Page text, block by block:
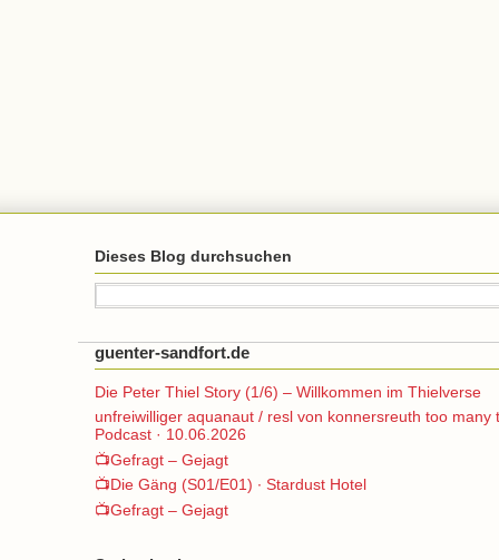
Dieses Blog durchsuchen
guenter-sandfort.de
Die Peter Thiel Story (1/6) – Willkommen im Thielverse
unfreiwilliger aquanaut / resl von konnersreuth too many
Podcast · 10.06.2026
📺Gefragt – Gejagt
📺Die Gäng (S01/E01) ∙ Stardust Hotel
📺Gefragt – Gejagt